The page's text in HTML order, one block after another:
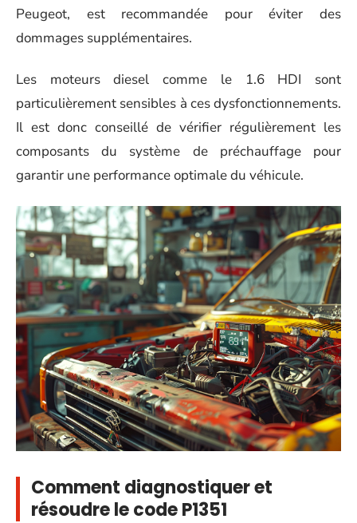
Peugeot, est recommandée pour éviter des
dommages supplémentaires.
Les moteurs diesel comme le 1.6 HDI sont
particulièrement sensibles à ces dysfonctionnements.
Il est donc conseillé de vérifier régulièrement les
composants du système de préchauffage pour
garantir une performance optimale du véhicule.
Comment diagnostiquer et
résoudre le code P1351